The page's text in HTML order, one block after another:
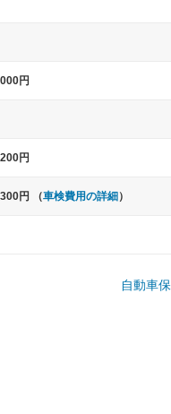
ーラ、ステ
円
円
円 （車検費用の詳細 ）
自動車